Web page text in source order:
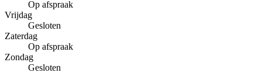
Op afspraak
Vrijdag
Gesloten
Zaterdag
Op afspraak
Zondag
Gesloten